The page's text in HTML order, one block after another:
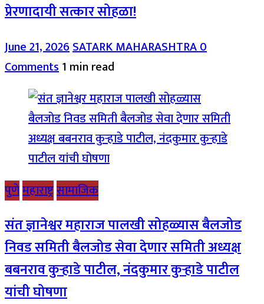
प्रेरणादायी सत्कार सोहळा!
June 21, 2026SATARK MAHARASHTRA0
Comments1 min read
पुणेमहाराष्ट्रसामाजिक
संत ज्ञानेश्वर महाराज पालखी सोहळ्यास बैलजोड
निवड समिती बैलजोड सेवा देणार समिती अध्यक्ष
बबनराव कुऱ्हाडे पाटील, नंदकुमार कुऱ्हाडे पाटील
यांची घोषणा